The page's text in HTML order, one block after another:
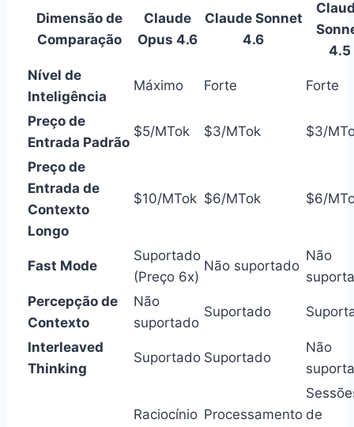
Dimensão de
Comparação
Claude
Opus 4.6
Claude Sonnet
4.6
4.5
Nível de
Inteligência
Máximo Forte Forte
Preço de
Entrada Padrão
$5/MTok $3/MTok $3/
Preço de
Entrada de
Contexto
Longo
$10/MTok $6/MTok $6/
Fast Mode
Suportado
(Preço 6x)
Não suportado
Não
Percepção de
Contexto
Não
suportado
Suportado
Interleaved
Thinking
Suportado Suportado
Não
Raciocínio Processamento de